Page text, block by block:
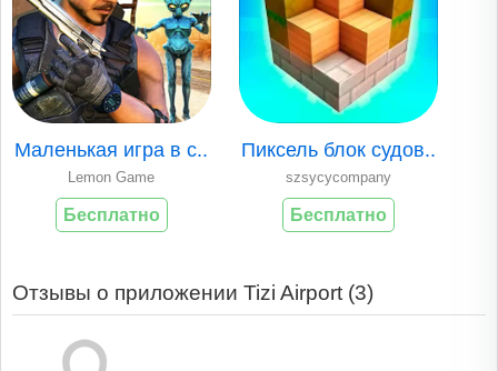
Маленькая игра в с..
Lemon Game
Бесплатно
Пиксель блок судов..
szsycycompany
Бесплатно
Отзывы о приложении Tizi Airport (3)